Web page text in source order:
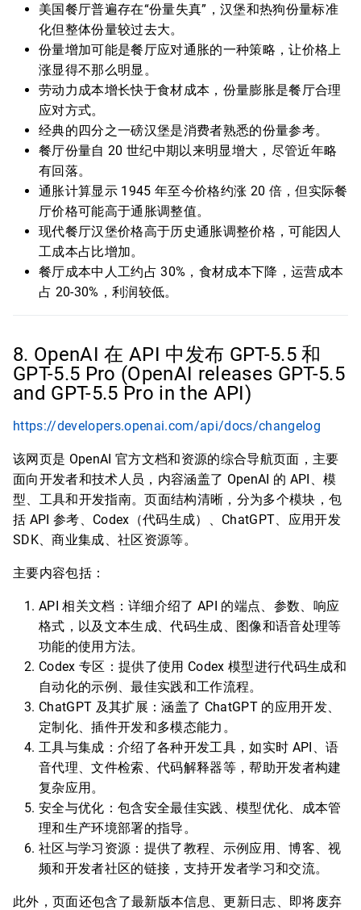
美国餐厅普遍存在“份量失真”，汉堡和热狗份量标准
化但整体份量较过去大。
份量增加可能是餐厅应对通胀的一种策略，让价格上
涨显得不那么明显。
劳动力成本增长快于食材成本，份量膨胀是餐厅合理
应对方式。
经典的四分之一磅汉堡是消费者熟悉的份量参考。
餐厅份量自 20 世纪中期以来明显增大，尽管近年略
有回落。
通胀计算显示 1945 年至今价格约涨 20 倍，但实际餐
厅价格可能高于通胀调整值。
现代餐厅汉堡价格高于历史通胀调整价格，可能因人
工成本占比增加。
餐厅成本中人工约占 30%，食材成本下降，运营成本
占 20-30%，利润较低。
8. OpenAI 在 API 中发布 GPT-5.5 和
GPT-5.5 Pro (OpenAI releases GPT-5.5
and GPT-5.5 Pro in the API)
https://developers.openai.com/api/docs/changelog
该网页是 OpenAI 官方文档和资源的综合导航页面，主要
面向开发者和技术人员，内容涵盖了 OpenAI 的 API、模
型、工具和开发指南。页面结构清晰，分为多个模块，包
括 API 参考、Codex（代码生成）、ChatGPT、应用开发
SDK、商业集成、社区资源等。
主要内容包括：
API 相关文档：详细介绍了 API 的端点、参数、响应
格式，以及文本生成、代码生成、图像和语音处理等
功能的使用方法。
Codex 专区：提供了使用 Codex 模型进行代码生成和
自动化的示例、最佳实践和工作流程。
ChatGPT 及其扩展：涵盖了 ChatGPT 的应用开发、
定制化、插件开发和多模态能力。
工具与集成：介绍了各种开发工具，如实时 API、语
音代理、文件检索、代码解释器等，帮助开发者构建
复杂应用。
安全与优化：包含安全最佳实践、模型优化、成本管
理和生产环境部署的指导。
社区与学习资源：提供了教程、示例应用、博客、视
频和开发者社区的链接，支持开发者学习和交流。
此外，页面还包含了最新版本信息、更新日志、即将废弃